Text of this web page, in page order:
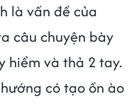
là vấn đề của
câu chuyện bày
hiểm và thả 2 tay.
có tạo ồn ào